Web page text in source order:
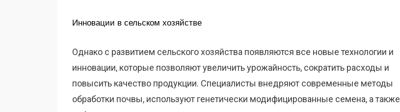
Инновации в сельском хозяйстве
Однако с развитием сельского хозяйства появляются все новые технологии и
инновации, которые позволяют увеличить урожайность, сократить расходы и
повысить качество продукции. Специалисты внедряют современные методы
обработки почвы, используют генетически модифицированные семена, а также